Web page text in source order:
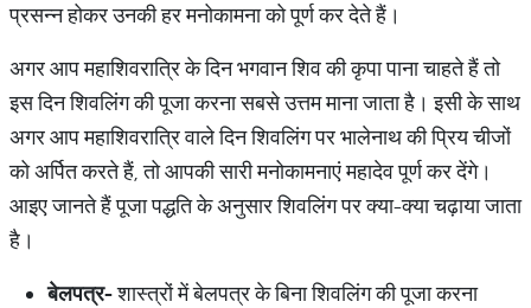
प्रसन्न होकर उनकी हर मनोकामना को पूर्ण कर देते हैं।
अगर आप महाशिवरात्रि के दिन भगवान शिव की कृपा पाना चाहते हैं तो
इस दिन शिवलिंग की पूजा करना सबसे उत्तम माना जाता है। इसी के साथ
अगर आप महाशिवरात्रि वाले दिन शिवलिंग पर भालेनाथ की प्रिय चीजों
को अर्पित करते हैं, तो आपकी सारी मनोकामनाएं महादेव पूर्ण कर देंगे।
आइए जानते हैं पूजा पद्धति के अनुसार शिवलिंग पर क्या-क्या चढ़ाया जाता
है।
बेलपत्र-शास्त्रों में बेलपत्र के बिना शिवलिंग की पूजा करना